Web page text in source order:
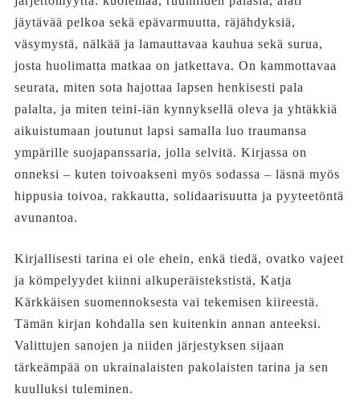
jäytävää pelkoa sekä epävarmuutta, räjähdyksiä,
väsymystä, nälkää ja lamauttavaa kauhua sekä surua,
josta huolimatta matkaa on jatkettava. On kammottavaa
seurata, miten sota hajottaa lapsen henkisesti pala
palalta, ja miten teini-iän kynnyksellä oleva ja yhtäkkiä
aikuistumaan joutunut lapsi samalla luo traumansa
ympärille suojapanssaria, jolla selvitä. Kirjassa on
onneksi – kuten toivoakseni myös sodassa – läsnä myös
hippusia toivoa, rakkautta, solidaarisuutta ja pyyteetöntä
avunantoa.
Kirjallisesti tarina ei ole ehein, enkä tiedä, ovatko vajeet
ja kömpelyydet kiinni alkuperäistekstistä, Katja
Kärkkäisen suomennoksesta vai tekemisen kiireestä.
Tämän kirjan kohdalla sen kuitenkin annan anteeksi.
Valittujen sanojen ja niiden järjestyksen sijaan
tärkeämpää on ukrainalaisten pakolaisten tarina ja sen
kuulluksi tuleminen.